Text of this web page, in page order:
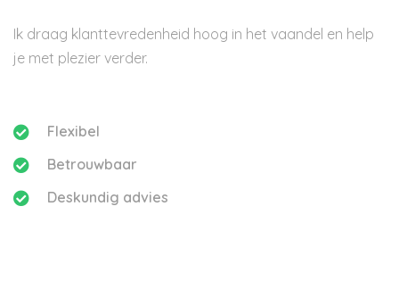
Ik draag klanttevredenheid hoog in het vaandel en help
je met plezier verder.
Flexibel
Betrouwbaar
Deskundig advies